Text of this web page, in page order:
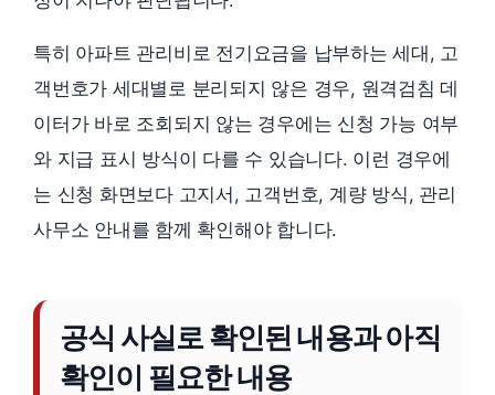
특히 아파트 관리비로 전기요금을 납부하는 세대, 고
객번호가 세대별로 분리되지 않은 경우, 원격검침 데
이터가 바로 조회되지 않는 경우에는 신청 가능 여부
와 지급 표시 방식이 다를 수 있습니다. 이런 경우에
는 신청 화면보다 고지서, 고객번호, 계량 방식, 관리
사무소 안내를 함께 확인해야 합니다.
공식 사실로 확인된 내용과 아직
확인이 필요한 내용